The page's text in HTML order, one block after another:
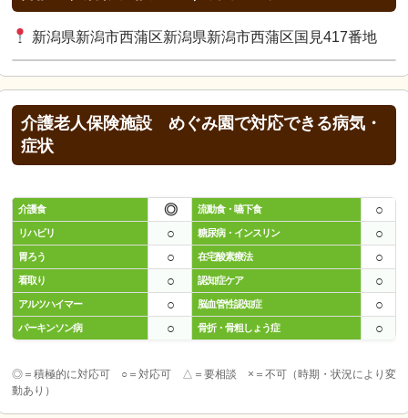
新潟県新潟市西蒲区新潟県新潟市西蒲区国見417番地
介護老人保険施設 めぐみ園で対応できる病気・
症状
介護食 ◎ 流動食・嚥下食 ○
リハビリ ○ 糖尿病・インスリン ○
胃ろう ○ 在宅酸素療法 ○
看取り ○ 認知症ケア ○
アルツハイマー ○ 脳血管性認知症 ○
パーキンソン病 ○ 骨折・骨粗しょう症 ○
◎＝積極的に対応可 ○＝対応可 △＝要相談 ×＝不可（時期・状況により変
動あり）